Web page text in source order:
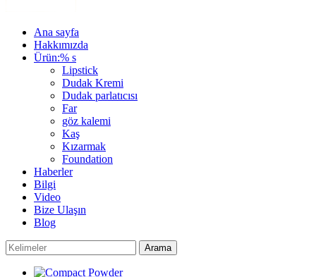
Ana sayfa
Hakkımızda
Ürün:% s
Lipstick
Dudak Kremi
Dudak parlatıcısı
Far
göz kalemi
Kaş
Kızarmak
Foundation
Haberler
Bilgi
Video
Bize Ulaşın
Blog